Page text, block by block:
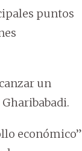
puntos
un
económico”